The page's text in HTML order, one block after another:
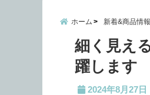
ホーム 新着&商品情報
細く見え
躍します
2024年8月27日